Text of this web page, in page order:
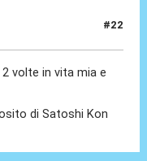
#22
volte in vita mia e
di Satoshi Kon